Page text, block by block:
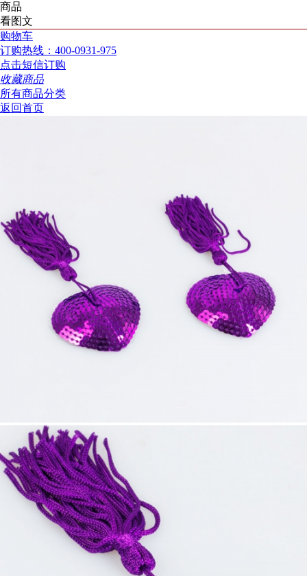
商品
看图文
购物车
订购热线：400-0931-975
点击短信订购
收藏商品
所有商品分类
返回首页